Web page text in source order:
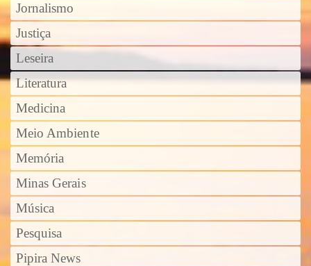
Jornalismo
Justiça
Leseira
Literatura
Medicina
Meio Ambiente
Memória
Minas Gerais
Música
Pesquisa
Pipira News